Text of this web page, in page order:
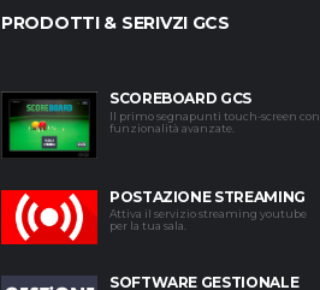
PRODOTTI & SERIVZI GCS
SCOREBOARD GCS
Il primo segnapunti touch-screen con
funzionalità avanzate.
POSTAZIONE STREAMING
Attiva il servizio streaming youtube
per la tua sala.
SOFTWARE GESTIONALE